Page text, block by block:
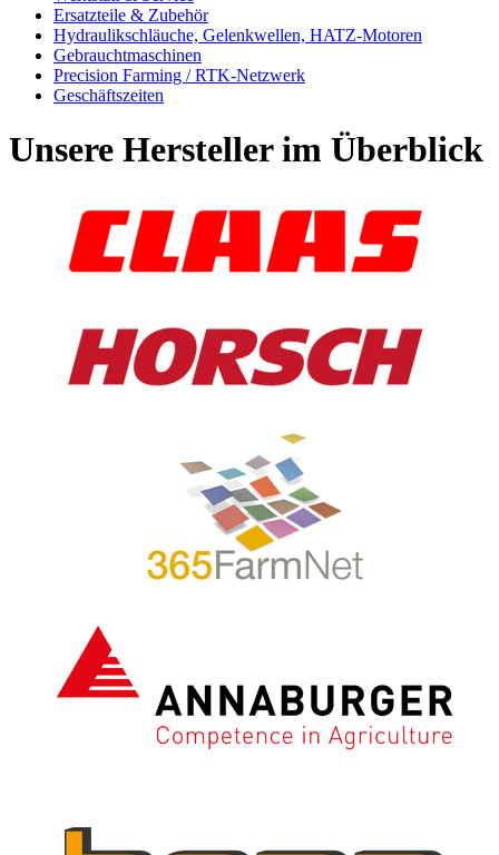
Ersatzteile & Zubehör
Hydraulikschläuche, Gelenkwellen, HATZ-Motoren
Gebrauchtmaschinen
Precision Farming / RTK-Netzwerk
Geschäftszeiten
Unsere Hersteller im Überblick